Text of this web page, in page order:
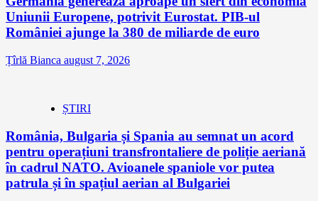
Uniunii Europene, potrivit Eurostat. PIB-ul
României ajunge la 380 de miliarde de euro
Țîrlă Bianca august 7, 2026
ȘTIRI
România, Bulgaria și Spania au semnat un acord
pentru operațiuni transfrontaliere de poliție aeriană
în cadrul NATO. Avioanele spaniole vor putea
patrula și în spațiul aerian al Bulgariei